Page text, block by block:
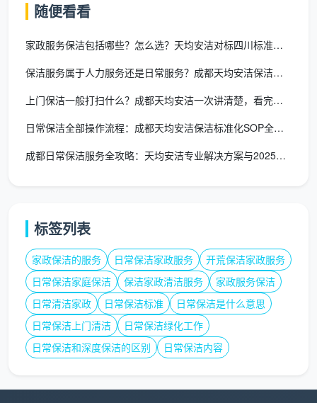
随便看看
家政服务保洁包括哪些？怎么选？天均安洁对标四川标准一文讲透
保洁服务属于人力服务还是日常服务？成都天均安洁保洁多维解析
上门保洁一般打扫什么？成都天均安洁一次讲清楚，看完少花冤枉钱
日常保洁全部操作流程：成都天均安洁保洁标准化SOP全解析
成都日常保洁服务全攻略：天均安洁专业解决方案与2025年市场
标签列表
家政保洁的服务 日常保洁家政服务
开荒保洁家政服务
日常保洁家庭保洁
保洁家政清洁服务
家政服务保洁
日常清洁家政
日常保洁标准
日常保洁是什么意思
日常保洁上门清洁
日常保洁绿化工作
日常保洁和深度保洁的区别
日常保洁内容